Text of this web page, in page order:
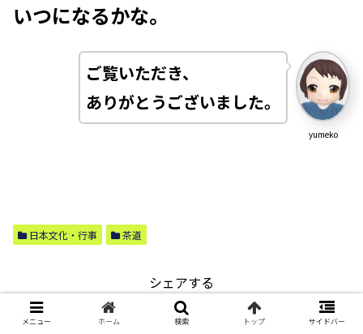
いつになるかな。
yumeko
ご覧いただき、
ありがとうございました。
日本文化・行事 茶道
シェアする
Facebook
メニュー ホーム 検索 トップ サイドバー